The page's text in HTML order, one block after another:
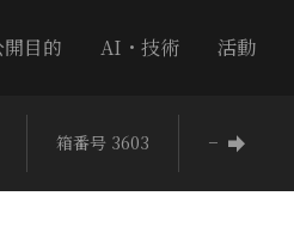
開目的 AI・技術 活動
箱番号 3603 −